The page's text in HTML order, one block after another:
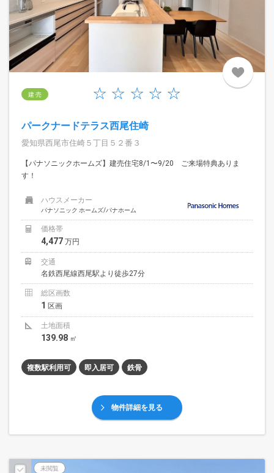
建 売
パークナードテラス西尾住崎
愛知県西尾市住崎５丁目５２番３
【パナソニックホームズ】建売住宅8/1〜9/20 ご来場特典ありま
す！
ハウスメーカー
パナソニック ホームズ/パナホーム
価格帯
4,477 万円
交通
名鉄西尾線西尾駅より徒歩27分
総区画数
1 区画
土地面積
139.98 ㎡
複数駅利用可 即入居可 鉄骨
物件詳細を見る
未閲覧